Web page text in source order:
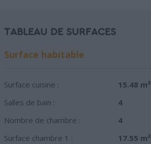
TABLEAU DE SURFACES
Surface habitable
Surface cuisine :
15.48 m²
Salles de bain :
4
Nombre de chambre :
4
Surface chambre 1 :
17.55 m²